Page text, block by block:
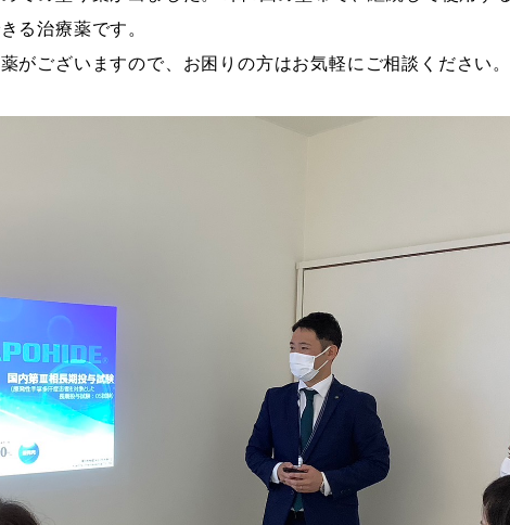
る治療薬です。
がございますので、お困りの方はお気軽にご相談ください。